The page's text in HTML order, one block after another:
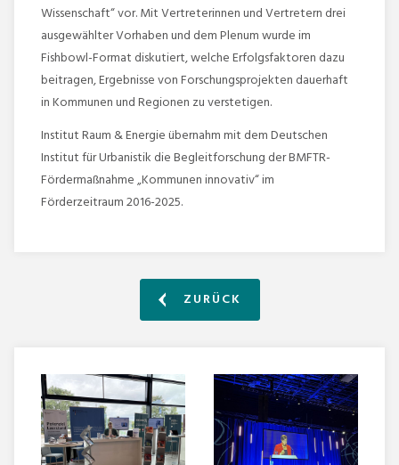
Wissenschaft“ vor. Mit Vertreterinnen und Vertretern drei
ausgewählter Vorhaben und dem Plenum wurde im
Fishbowl-Format diskutiert, welche Erfolgsfaktoren dazu
beitragen, Ergebnisse von Forschungsprojekten dauerhaft
in Kommunen und Regionen zu verstetigen.
Institut Raum & Energie übernahm mit dem Deutschen
Institut für Urbanistik die Begleitforschung der BMFTR-
Fördermaßnahme „Kommunen innovativ“ im
Förderzeitraum 2016-2025.
ZURÜCK